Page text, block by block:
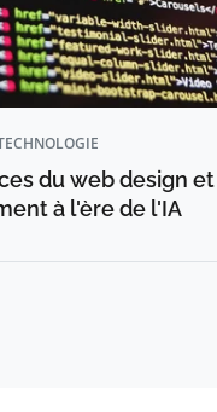
du web design
à l'ère de l'IA